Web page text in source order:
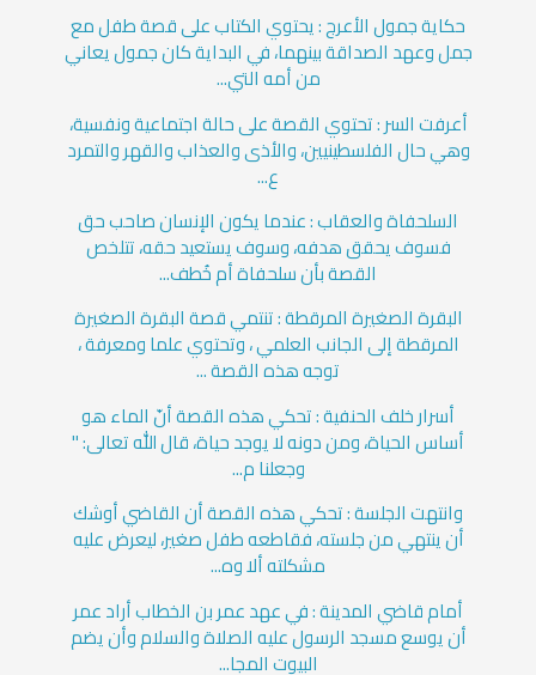
حكاية جمول الأعرج : يحتوي الكتاب على قصة طفل مع
جمل وعهد الصداقة بينهما، في البداية كان جمول يعاني
من أمه التي...
أعرفت السر : تحتوي القصة على حالة اجتماعية ونفسية،
وهي حال الفلسطينيين، والأذى والعذاب والقهر والتمرد
ع...
السلحفاة والعقاب : عندما يكون الإنسان صاحب حق
فسوف يحقق هدفه، وسوف يستعيد حقه، تتلخص
القصة بأن سلحفاة أم خُطف...
البقرة الصغيرة المرقطة : تنتمي قصة البقرة الصغيرة
المرقطة إلى الجانب العلمي ، وتحتوي علما ومعرفة ،
توجه هذه القصة ...
أسرار خلف الحنفية : تحكي هذه القصة أنّ الماء هو
أساس الحياة، ومن دونه لا يوجد حياة، قال الله تعالى: "
وجعلنا م...
وانتهت الجلسة : تحكي هذه القصة أن القاضي أوشك
أن ينتهي من جلسته، فقاطعه طفل صغير، ليعرض عليه
مشكلته ألا وه...
أمام قاضي المدينة : في عهد عمر بن الخطاب أراد عمر
أن يوسع مسجد الرسول عليه الصلاة والسلام وأن يضم
البيوت المجا...